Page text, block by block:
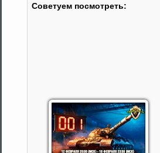
Советуем посмотреть: